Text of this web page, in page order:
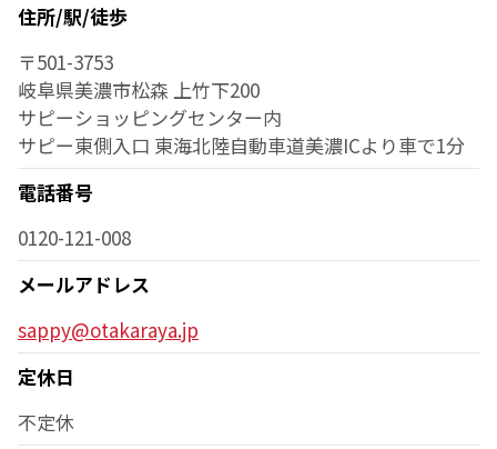
住所/駅/徒歩
〒501-3753
岐阜県美濃市松森 上竹下200
サピーショッピングセンター内
サピー東側入口 東海北陸自動車道美濃ICより車で1分
電話番号
0120-121-008
メールアドレス
sappy@otakaraya.jp
定休日
不定休